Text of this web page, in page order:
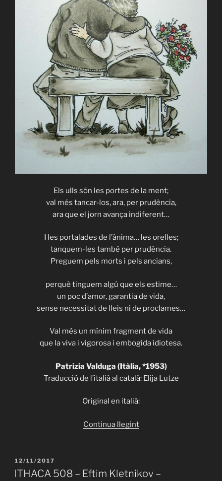
Els ulls són les portes de la ment;
val més tancar-los, ara, per prudència,
ara que el jorn avança indiferent…
I les portalades de l’ànima… les orelles;
tanquem-les també per prudència.
Preguem pels morts i pels ancians,
perquè tinguem algú que els estime…
un poc d’amor, garantia de vida,
sense necessitat de lleis ni de proclames…
Val més un mínim fragment de vida
que la viva i vigorosa i embogida idiotesa.
Patrizia Valduga (Itàlia, *1953)
Traducció de l’italià al català: Elija Lutze
Original en italià:
Continua llegint«ITHACA
Valduga
PUBLICAT
A
12/11/2017
ITHACA 508 – Eftim Kletnikov –